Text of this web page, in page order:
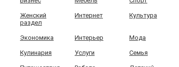
Женский
раздел
Интернет Культура
Экономика Интерьер Мода
Кулинария Услуги Семья